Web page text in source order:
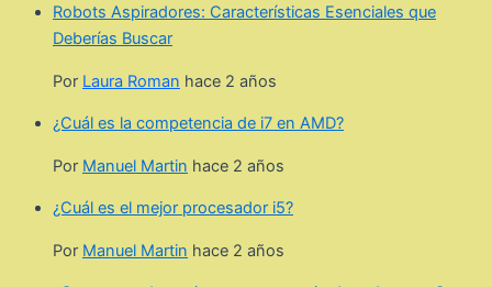
Robots Aspiradores: Características Esenciales que
Deberías Buscar
Por Laura Roman hace 2 años
¿Cuál es la competencia de i7 en AMD?
Por Manuel Martin hace 2 años
¿Cuál es el mejor procesador i5?
Por Manuel Martin hace 2 años